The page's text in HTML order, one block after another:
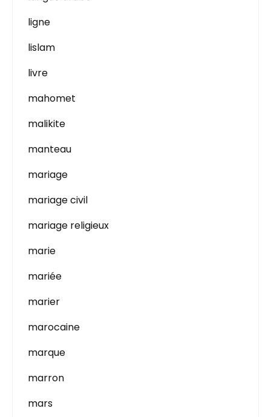
ligne
lislam
livre
mahomet
malikite
manteau
mariage
mariage civil
mariage religieux
marie
mariée
marier
marocaine
marque
marron
mars